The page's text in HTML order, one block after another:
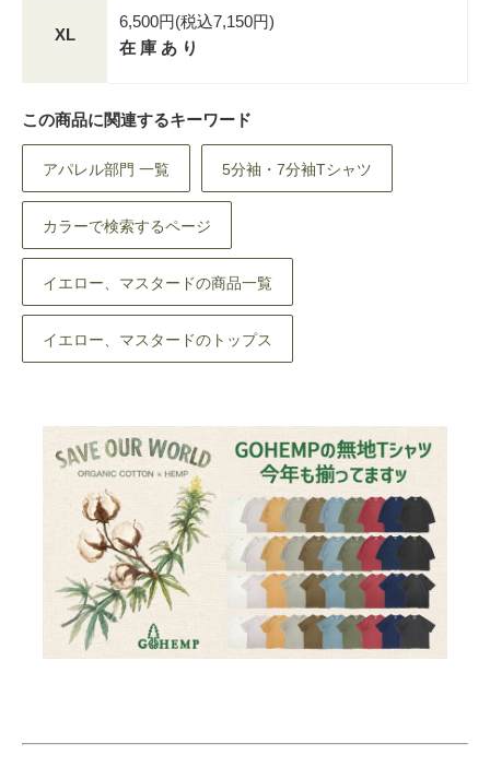
XL
6,500円(税込7,150円)
在 庫 あ り
この商品に関連するキーワード
アパレル部門 一覧 5分袖・7分袖Tシャツ
カラーで検索するページ
イエロー、マスタードの商品一覧
イエロー、マスタードのトップス